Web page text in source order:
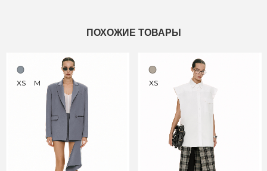
ПОХОЖИЕ ТОВАРЫ
XS M XS